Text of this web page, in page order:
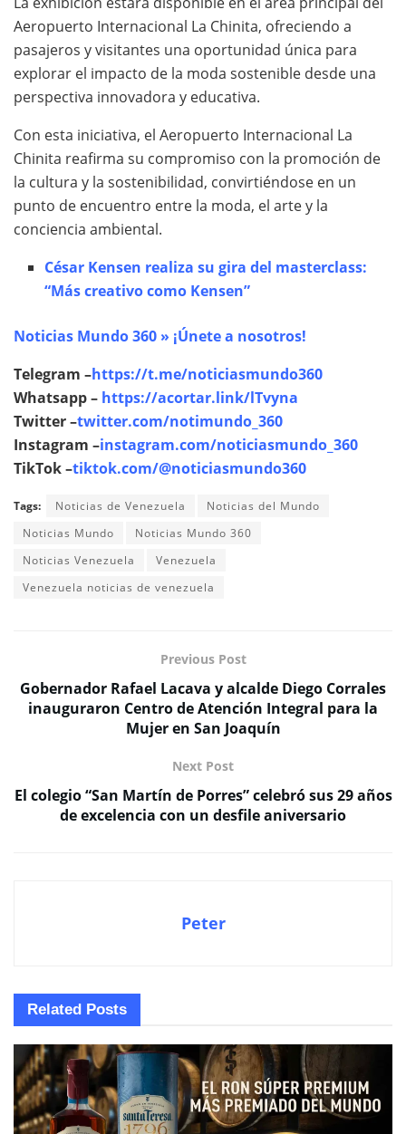
Aeropuerto Internacional La Chinita, ofreciendo a
pasajeros y visitantes una oportunidad única para
explorar el impacto de la moda sostenible desde una
perspectiva innovadora y educativa.
Con esta iniciativa, el Aeropuerto Internacional La
Chinita reafirma su compromiso con la promoción de
la cultura y la sostenibilidad, convirtiéndose en un
punto de encuentro entre la moda, el arte y la
conciencia ambiental.
César Kensen realiza su gira del masterclass:
“Más creativo como Kensen”
Noticias Mundo 360 » ¡Únete a nosotros!
Telegram –https://t.me/noticiasmundo360
Whatsapp – https://acortar.link/lTvyna
Twitter –twitter.com/notimundo_360
Instagram –instagram.com/noticiasmundo_360
TikTok –tiktok.com/@noticiasmundo360
Tags: Noticias de Venezuela
Noticias del Mundo
Noticias Mundo
Noticias Mundo 360
Noticias Venezuela
Venezuela
Venezuela noticias de venezuela
Previous Post
Gobernador Rafael Lacava y alcalde Diego Corrales
inauguraron Centro de Atención Integral para la
Mujer en San Joaquín
Next Post
El colegio “San Martín de Porres” celebró sus 29 años
de excelencia con un desfile aniversario
Peter
Related Posts